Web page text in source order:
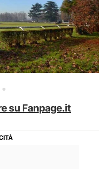
su Fanpage.it